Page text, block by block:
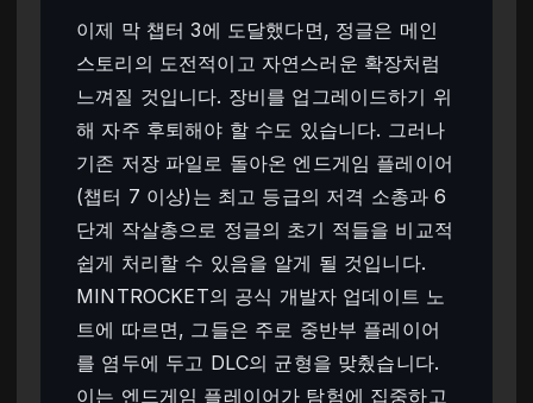
이제 막 챕터 3에 도달했다면, 정글은 메인
스토리의 도전적이고 자연스러운 확장처럼
느껴질 것입니다. 장비를 업그레이드하기 위
해 자주 후퇴해야 할 수도 있습니다. 그러나
기존 저장 파일로 돌아온 엔드게임 플레이어
(챕터 7 이상)는 최고 등급의 저격 소총과 6
단계 작살총으로 정글의 초기 적들을 비교적
쉽게 처리할 수 있음을 알게 될 것입니다.
MINTROCKET의 공식 개발자 업데이트 노
트에 따르면, 그들은 주로 중반부 플레이어
를 염두에 두고 DLC의 균형을 맞췄습니다.
이는 엔드게임 플레이어가 탐험에 집중하고